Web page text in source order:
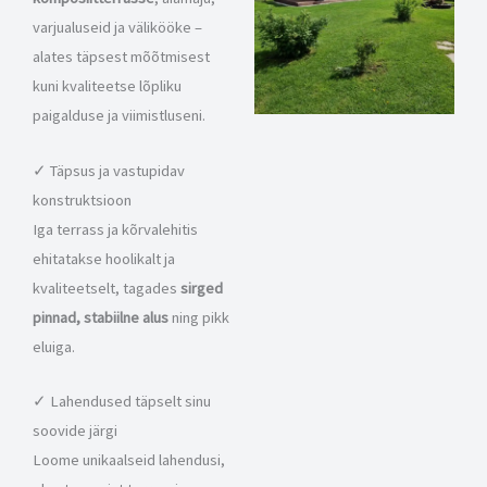
varjualuseid ja välikööke –
alates täpsest mõõtmisest
kuni kvaliteetse lõpliku
paigalduse ja viimistluseni.
✓ Täpsus ja vastupidav
konstruktsioon
Iga terrass ja kõrvalehitis
ehitatakse hoolikalt ja
kvaliteetselt, tagades sirged
pinnad, stabiilne alusning pikk
eluiga.
✓ Lahendused täpselt sinu
soovide järgi
Loome unikaalseid lahendusi,